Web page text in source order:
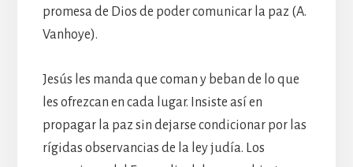
promesa de Dios de poder comunicar la paz (A.
Vanhoye).
Jesús les manda que coman y beban de lo que
les ofrezcan en cada lugar. Insiste así en
propagar la paz sin dejarse condicionar por las
rígidas observancias de la ley judía. Los